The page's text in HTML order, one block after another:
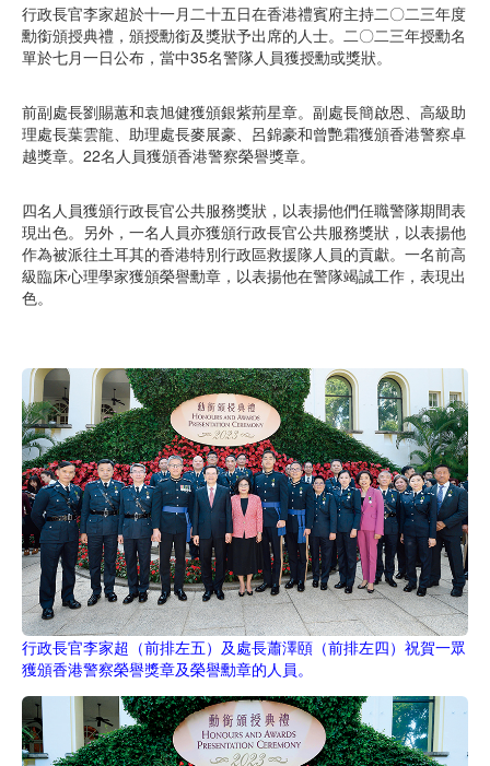
行政長官李家超於十一月二十五日在香港禮賓府主持二〇二三年度
勳銜頒授典禮，頒授勳銜及獎狀予出席的人士。二〇二三年授勳名
單於七月一日公布，當中35名警隊人員獲授勳或獎狀。
前副處長劉賜蕙和袁旭健獲頒銀紫荊星章。副處長簡啟恩、高級助
理處長葉雲龍、助理處長麥展豪、呂錦豪和曾艷霜獲頒香港警察卓
越獎章。22名人員獲頒香港警察榮譽獎章。
四名人員獲頒行政長官公共服務獎狀，以表揚他們任職警隊期間表
現出色。另外，一名人員亦獲頒行政長官公共服務獎狀，以表揚他
作為被派往土耳其的香港特別行政區救援隊人員的貢獻。一名前高
級臨床心理學家獲頒榮譽勳章，以表揚他在警隊竭誠工作，表現出
色。
行政長官李家超（前排左五）及處長蕭澤頤（前排左四）祝賀一眾
獲頒香港警察榮譽獎章及榮譽勳章的人員。